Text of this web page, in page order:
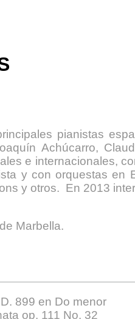
pianistas
Achúcarro,
e internacionales,
y con orquestas en
y otros. En 2013
Marbella.
899 en Do menor
op. 111 No. 32